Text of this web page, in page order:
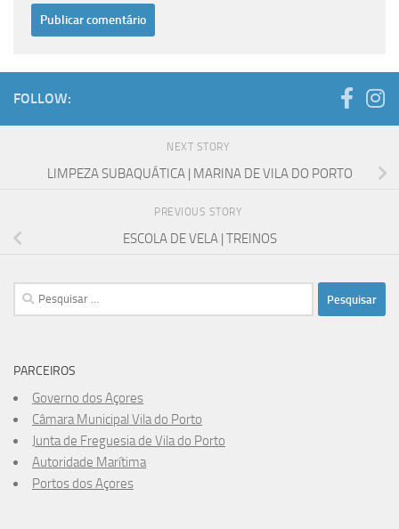
FOLLOW:
NEXT STORY
LIMPEZA SUBAQUÁTICA | MARINA DE VILA DO PORTO
PREVIOUS STORY
ESCOLA DE VELA | TREINOS
Pesquisar
por:
PARCEIROS
Governo dos Açores
Câmara Municipal Vila do Porto
Junta de Freguesia de Vila do Porto
Autoridade Marítima
Portos dos Açores